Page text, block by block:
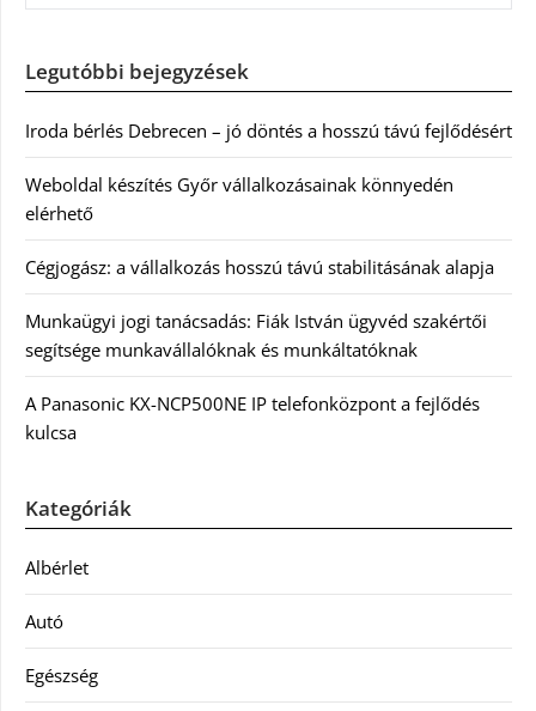
Legutóbbi bejegyzések
Iroda bérlés Debrecen – jó döntés a hosszú távú fejlődésért
Weboldal készítés Győr vállalkozásainak könnyedén
elérhető
Cégjogász: a vállalkozás hosszú távú stabilitásának alapja
Munkaügyi jogi tanácsadás: Fiák István ügyvéd szakértői
segítsége munkavállalóknak és munkáltatóknak
A Panasonic KX-NCP500NE IP telefonközpont a fejlődés
kulcsa
Kategóriák
Albérlet
Autó
Egészség